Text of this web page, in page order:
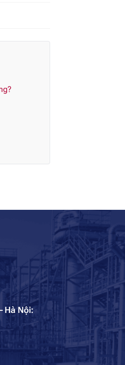
Hà Nội: